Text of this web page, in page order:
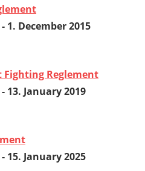
1. December 2015
Fighting Reglement
13. January 2019
15. January 2025